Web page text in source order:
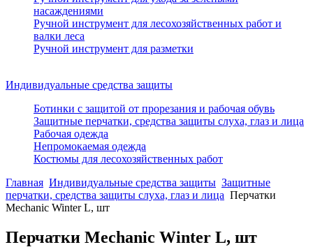
насаждениями
Ручной инструмент для лесохозяйственных работ и
валки леса
Ручной инструмент для разметки
Индивидуальные средства защиты
Ботинки с защитой от прорезания и рабочая обувь
Защитные перчатки, средства защиты слуха, глаз и лица
Рабочая одежда
Непромокаемая одежда
Костюмы для лесохозяйственных работ
Главная Индивидуальные средства защиты Защитные
перчатки, средства защиты слуха, глаз и лица Перчатки
Mechanic Winter L, шт
Перчатки Mechanic Winter L, шт